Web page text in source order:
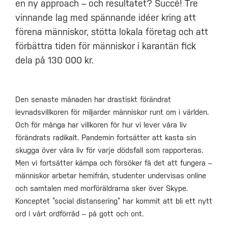
en ny approach – och resultatet? Succé! Tre
vinnande lag med spännande idéer kring att
förena människor, stötta lokala företag och att
förbättra tiden för människor i karantän fick
dela på 130 000 kr.
Den senaste månaden har drastiskt förändrat
levnadsvillkoren för miljarder människor runt om i världen.
Och för många har villkoren för hur vi lever våra liv
förändrats radikalt. Pandemin fortsätter att kasta sin
skugga över våra liv för varje dödsfall som rapporteras.
Men vi fortsätter kämpa och försöker få det att fungera –
människor arbetar hemifrån, studenter undervisas online
och samtalen med morföräldrarna sker över Skype.
Konceptet ”social distansering” har kommit att bli ett nytt
ord i vårt ordförråd – på gott och ont.